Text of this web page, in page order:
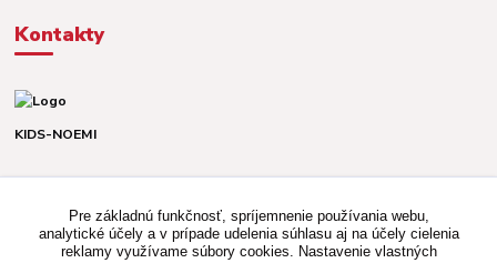
Kontakty
KIDS-NOEMI
(Po-Pia, 8-16 hod.)
Pre základnú funkčnosť, spríjemnenie používania webu,
analytické účely a v prípade udelenia súhlasu aj na účely cielenia
reklamy využívame súbory cookies. Nastavenie vlastných